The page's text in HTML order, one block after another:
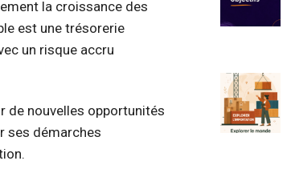
la croissance des
est une trésorerie
un risque accru
de nouvelles opportunités
ses démarches